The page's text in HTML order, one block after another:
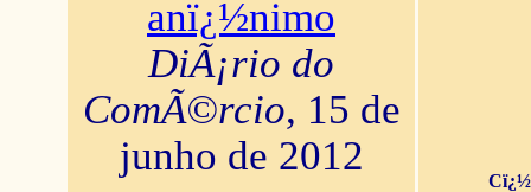
anï¿½nimo
DiÃ¡rio do
ComÃ©rcio, 15 de
junho de 2012